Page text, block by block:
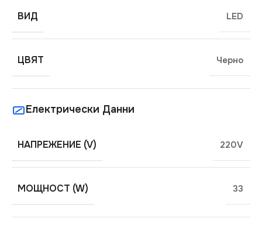
ВИД LED
ЦВЯТ Черно
Електрически Данни
НАПРЕЖЕНИЕ (V) 220V
МОЩНОСТ (W) 33